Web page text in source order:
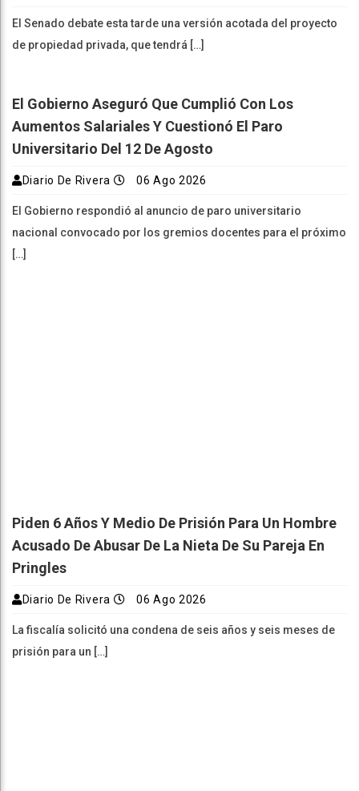
El Senado debate esta tarde una versión acotada del proyecto
de propiedad privada, que tendrá […]
El Gobierno Aseguró Que Cumplió Con Los
Aumentos Salariales Y Cuestionó El Paro
Universitario Del 12 De Agosto
Diario De Rivera 06 Ago 2026
El Gobierno respondió al anuncio de paro universitario
nacional convocado por los gremios docentes para el próximo
[…]
Piden 6 Años Y Medio De Prisión Para Un Hombre
Acusado De Abusar De La Nieta De Su Pareja En
Pringles
Diario De Rivera 06 Ago 2026
La fiscalía solicitó una condena de seis años y seis meses de
prisión para un […]